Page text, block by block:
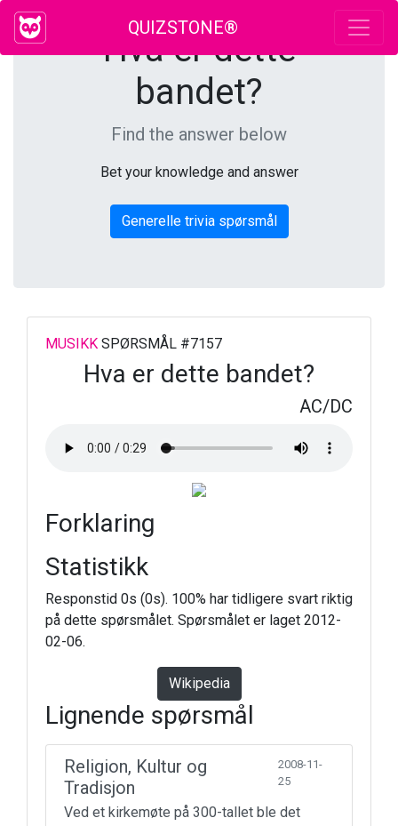
QUIZSTONE®
Hva er dette
bandet?
Find the answer below
Bet your knowledge and answer
Generelle trivia spørsmål
MUSIKK SPØRSMÅL #7157
Hva er dette bandet?
AC/DC
Forklaring
Statistikk
Responstid 0s (0s). 100% har tidligere svart riktig
på dette spørsmålet. Spørsmålet er laget 2012-
02-06.
Wikipedia
Lignende spørsmål
Religion, Kultur og
Tradisjon
2008-11-
25
Ved et kirkemøte på 300-tallet ble det